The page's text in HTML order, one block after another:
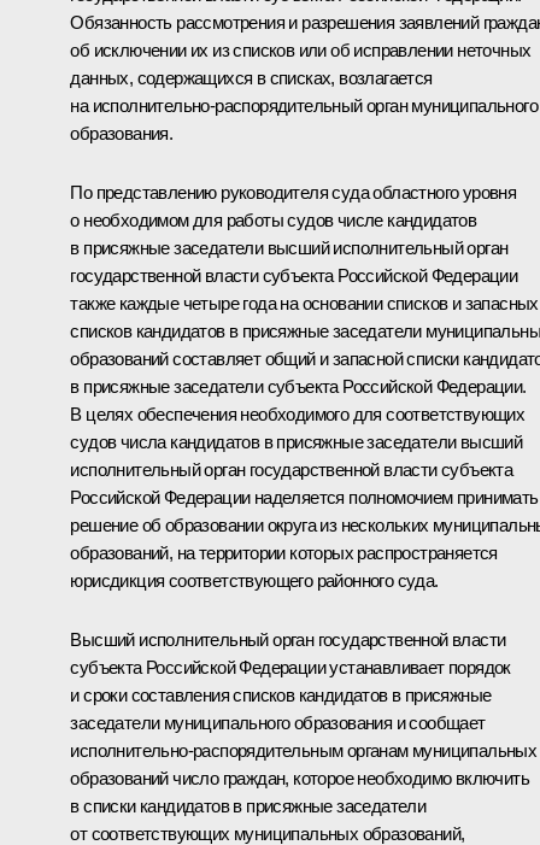
Обязанность рассмотрения и разрешения заявлений
об исключении их из списков или об исправлении неточных
данных, содержащихся в списках, возлагается
на исполнительно-распорядительный орган муниципального
образования.
По представлению руководителя суда областного уровня
о необходимом для работы судов числе кандидатов
в присяжные заседатели высший исполнительный орган
государственной власти субъекта Российской Федерации
также каждые четыре года на основании списков и запасных
списков кандидатов в присяжные заседатели
образований составляет общий и запасной списки
в присяжные заседатели субъекта Российской Федерации.
В целях обеспечения необходимого для соответствующих
судов числа кандидатов в присяжные заседатели высший
исполнительный орган государственной власти субъекта
Российской Федерации наделяется полномочием принимать
решение об образовании округа из нескольких
образований, на территории которых распространяется
юрисдикция соответствующего районного суда.
Высший исполнительный орган государственной власти
субъекта Российской Федерации устанавливает порядок
и сроки составления списков кандидатов в присяжные
заседатели муниципального образования и сообщает
исполнительно­-распорядительным органам муниципальных
образований число граждан, которое необходимо включить
в списки кандидатов в присяжные заседатели
от соответствующих муниципальных образований,